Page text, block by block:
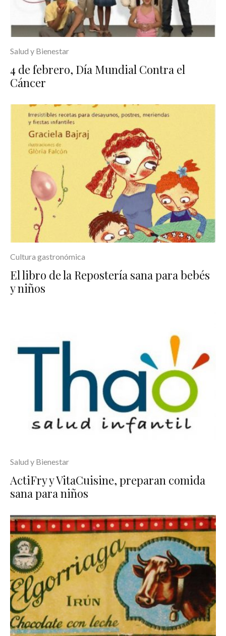
Salud y Bienestar
4 de febrero, Día Mundial Contra el
Cáncer
Cultura gastronómica
El libro de la Repostería sana para bebés
y niños
Salud y Bienestar
ActiFry y VitaCuisine, preparan comida
sana para niños